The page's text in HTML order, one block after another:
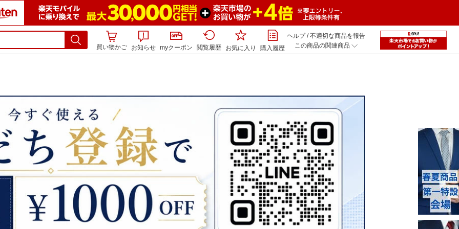
買い物かご お知らせ myクーポン 閲覧履歴 お気に入り 購入履歴
ヘルプ/不適切な商品を報告
この商品の関連商品